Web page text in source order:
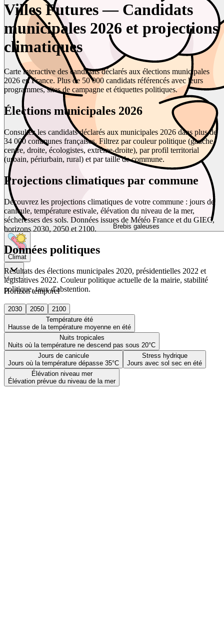
Brebis galeuses
Climat
Horizon temporel
2030 2050
2100
Température été
Hausse de la température moyenne en été
Nuits tropicales
Nuits où la température ne descend pas sous 20°C
Jours de canicule
Jours où la température dépasse 35°C
Stress hydrique
Jours avec sol sec en été
Élévation niveau mer
Élévation prévue du niveau de la mer
Villes Futures — Candidats
municipales 2026 et projections
climatiques
Carte interactive des candidats déclarés aux élections municipales
2026 en France. Plus de 50 000 candidats référencés avec leurs
programmes, sites de campagne et étiquettes politiques.
Élections municipales 2026
Consultez les candidats déclarés aux municipales 2026 dans plus de
34 000 communes françaises. Filtrez par couleur politique (gauche,
centre, droite, écologistes, extrême-droite), par profil territorial
(urbain, périurbain, rural) et par taille de commune.
Projections climatiques par commune
Découvrez les projections climatiques de votre commune : jours de
canicule, température estivale, élévation du niveau de la mer,
sécheresses des sols. Données issues de Météo France et du GIEC,
horizons 2030, 2050 et 2100.
Données politiques
Résultats des élections municipales 2020, présidentielles 2022 et
législatives 2022. Couleur politique actuelle de la mairie, stabilité
politique, taux d'abstention.